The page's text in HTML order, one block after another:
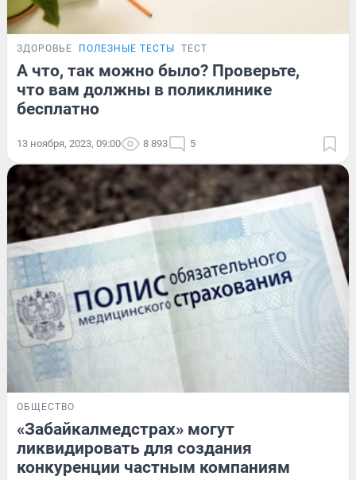
ЗДОРОВЬЕ ПОЛЕЗНЫЕ ТЕСТЫ ТЕСТ
А что, так можно было? Проверьте,
что вам должны в поликлинике
бесплатно
13 ноября, 2023, 09:00 8 893 5
ОБЩЕСТВО
«Забайкалмедстрах» могут
ликвидировать для создания
конкуренции частным компаниям